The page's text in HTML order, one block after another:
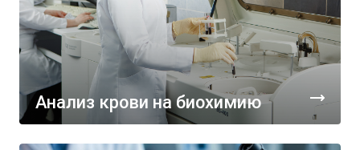
Анализ крови на биохимию